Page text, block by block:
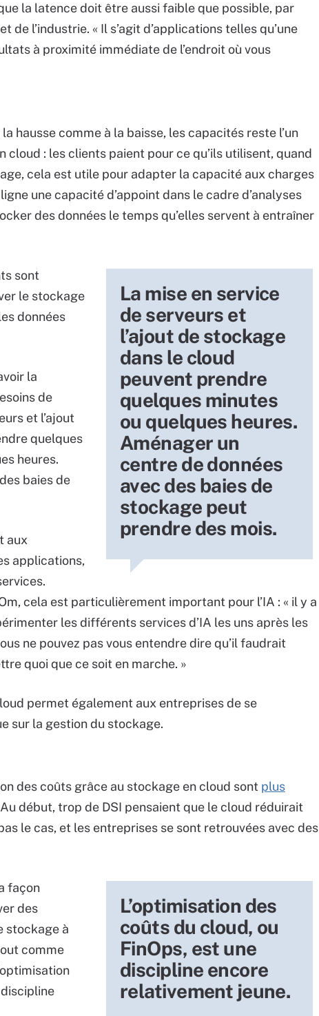
la latence doit être aussi faible que possible, par
de l’industrie. « Il s’agit d’applications telles qu’une
à proximité immédiate de l’endroit où vous
hausse comme à la baisse, les capacités reste l’un
cloud : les clients paient pour ce qu’ils utilisent, quand
cela est utile pour adapter la capacité aux charges
une capacité d’appoint dans le cadre d’analyses
des données le temps qu’elles servent à entraîner
La mise en service
de serveurs et
l’ajout de stockage
dans le cloud
peuvent prendre
quelques minutes
ou quelques heures.
Aménager un
centre de données
avec des baies de
stockage peut
prendre des mois.
sont
le stockage
données
la
de
et l’ajout
quelques
heures.
baies de
aux
applications,
cela est particulièrement important pour l’IA : « il y a
les différents services d’IA les uns après les
ne pouvez pas vous entendre dire qu’il faudrait
quoi que ce soit en marche. »
permet également aux entreprises de se
sur la gestion du stockage.
des coûts grâce au stockage en cloud sont plus
début, trop de DSI pensaient que le cloud réduirait
le cas, et les entreprises se sont retrouvées avec des
L’optimisation des
coûts du cloud, ou
FinOps, est une
discipline encore
relativement jeune.
façon
des
stockage à
comme